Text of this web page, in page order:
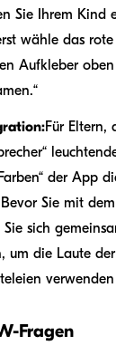
Sie Ihrem Kind
wähle das
Aufkleber
Für Eltern,
der App
Sie mit
sich
um die Laute
Fragen